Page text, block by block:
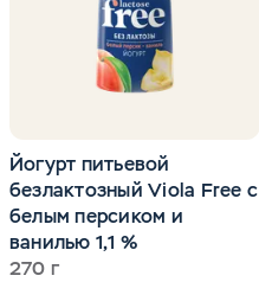
Йогурт питьевой
безлактозный Viola Free с
белым персиком и
ванилью 1,1 %
270 г